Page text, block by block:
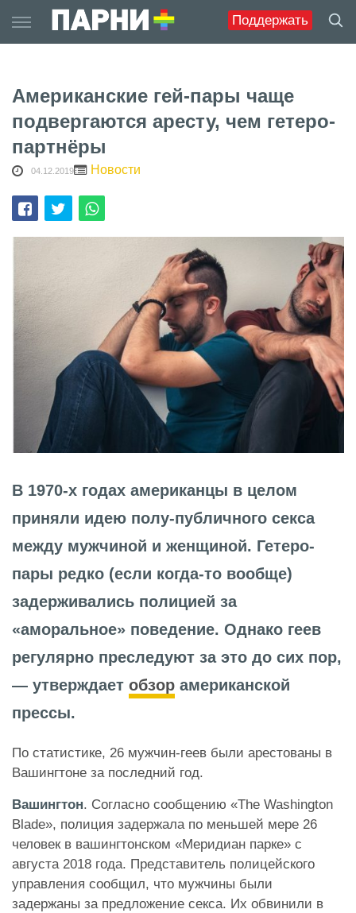
Поддержать
to
content
Американские гей-пары чаще
подвергаются аресту, чем гетеро-
партнёры
04.12.2019 Новости
В 1970-х годах американцы в целом
приняли идею полу-публичного секса
между мужчиной и женщиной. Гетеро-
пары редко (если когда-то вообще)
задерживались полицией за
«аморальное» поведение. Однако геев
регулярно преследуют за это до сих пор,
— утверждает обзор американской
прессы.
По статистике, 26 мужчин-геев были арестованы в
Вашингтоне за последний год.
Вашингтон. Согласно сообщению «The Washington
Blade», полиция задержала по меньшей мере 26
человек в вашингтонском «Меридиан парке» с
августа 2018 года. Представитель полицейского
управления сообщил, что мужчины были
задержаны за предложение секса. Их обвинили в